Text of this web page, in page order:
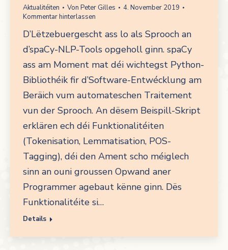
Aktualitéiten Von Peter Gilles
4. November 2019
Kommentar hinterlassen
D’Lëtzebuergescht ass lo als Sprooch an
d’spaCy-NLP-Tools opgeholl ginn. spaCy
ass am Moment mat déi wichtegst Python-
Bibliothéik fir d’Software-Entwécklung am
Beräich vum automateschen Traitement
vun der Sprooch. An dësem Beispill-Skript
erklären ech déi Funktionalitéiten
(Tokenisation, Lemmatisation, POS-
Tagging), déi den Ament scho méiglech
sinn an ouni groussen Opwand aner
Programmer agebaut kënne ginn. Dës
Funktionalitéite si…
Details